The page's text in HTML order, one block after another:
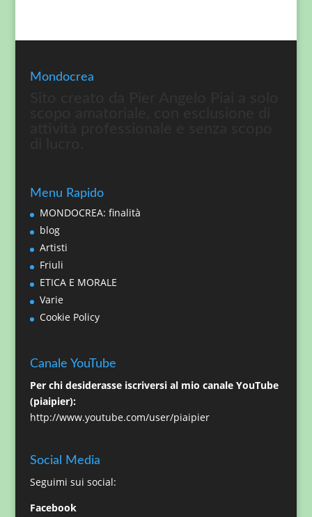
Mondocrea
Menu Rapido
MONDOCREA: finalità
blog
Artisti
Friuli
ETICA E MORALE
Varie
Cookie Policy
Canale YouTube
Per chi desiderasse iscriversi al mio canale YouTube
(piaipier):
http://www.youtube.com/user/piaipier
Social Media
Seguimi sui social:
Facebook